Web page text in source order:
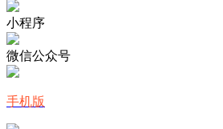
小程序
微信公众号
手机版